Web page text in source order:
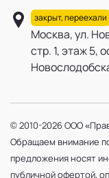
закрыт, переехали
Москва, ул.
стр. 1, этаж 5,
© 2010-2026 ООО
Обращаем внимание
предложения носят
публичной офертой,